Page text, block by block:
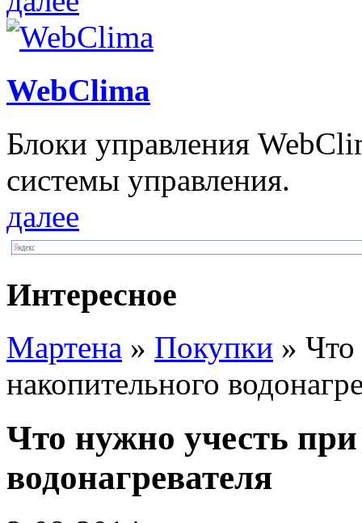
WebClima
Блоки упрaвлeния
системы управления.
далее
Интересное
Мартена » Покупки »
накопительного
Что нужно учесть
водонагревателя